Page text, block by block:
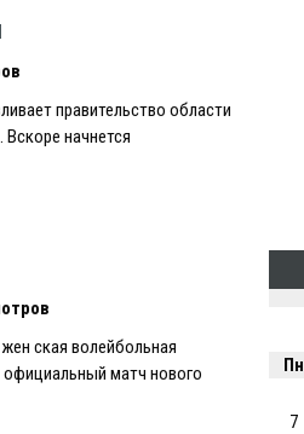
правительство области
начнется
ская волейбольная
матч нового
Пн
7